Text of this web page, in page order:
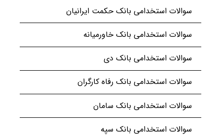
سوالات استخدامی بانک حکمت ایرانیان
سوالات استخدامی بانک خاورمیانه
سوالات استخدامی بانک دی
سوالات استخدامی بانک رفاه کارگران
سوالات استخدامی بانک سامان
سوالات استخدامی بانک سپه